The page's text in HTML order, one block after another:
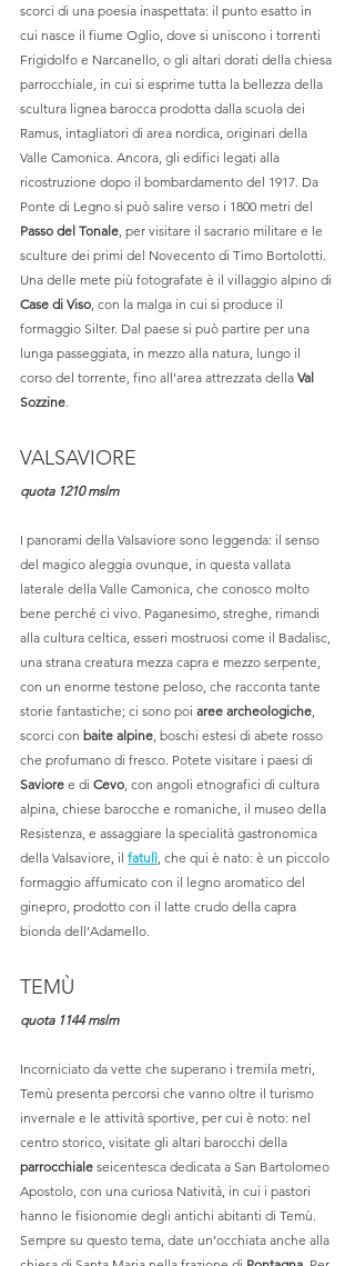
scorci di una poesia inaspettata: il punto esatto in
cui nasce il fiume Oglio, dove si uniscono i torrenti
Frigidolfo e Narcanello, o gli altari dorati della chiesa
parrocchiale, in cui si esprime tutta la bellezza della
scultura lignea barocca prodotta dalla scuola dei
Ramus, intagliatori di area nordica, originari della
Valle Camonica. Ancora, gli edifici legati alla
ricostruzione dopo il bombardamento del 1917. Da
Ponte di Legno si può salire verso i 1800 metri del
Passo del Tonale , per visitare il sacrario militare e le
sculture dei primi del Novecento di Timo Bortolotti.
Una delle mete più fotografate è il villaggio alpino di
Case di Viso , con la malga in cui si produce il
formaggio Silter. Dal paese si può partire per una
lunga passeggiata, in mezzo alla natura, lungo il
corso del torrente, fino all’area attrezzata della Val
Sozzine
VALSAVIORE
quota 1210 mslm
I panorami della Valsaviore sono leggenda: il senso
del magico aleggia ovunque, in questa vallata
laterale della Valle Camonica, che conosco molto
bene perché ci vivo. Paganesimo, streghe, rimandi
alla cultura celtica, esseri mostruosi come il Badalisc,
una strana creatura mezza capra e mezzo serpente,
con un enorme testone peloso, che racconta tante
storie fantastiche; ci sono poi aree archeologiche
scorci con baite alpine , boschi estesi di abete rosso
che profumano di fresco. Potete visitare i paesi di
Saviore e di Cevo , con angoli etnografici di cultura
alpina, chiese barocche e romaniche, il museo della
Resistenza, e assaggiare la specialità gastronomica
della Valsaviore, il fatulì , che qui è nato: è un piccolo
formaggio affumicato con il legno aromatico del
ginepro, prodotto con il latte crudo della capra
bionda dell’Adamello.
TEMÙ
quota 1144 mslm
Incorniciato da vette che superano i tremila metri,
Temù presenta percorsi che vanno oltre il turismo
invernale e le attività sportive, per cui è noto: nel
centro storico, visitate gli altari barocchi della
parrocchiale seicentesca dedicata a San Bartolomeo
Apostolo, con una curiosa Natività, in cui i pastori
hanno le fisionomie degli antichi abitanti di Temù.
Sempre su questo tema, date un’occhiata anche alla